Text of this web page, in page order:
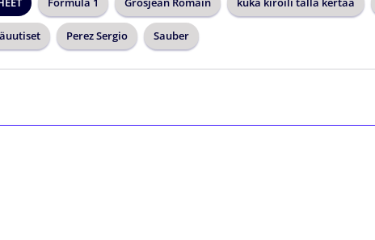
Perez Sergio Sauber